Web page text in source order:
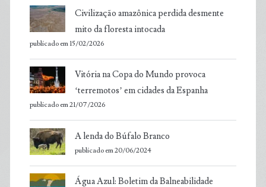
Civilização amazônica perdida desmente
mito da floresta intocada
publicado em 15/02/2026
Vitória na Copa do Mundo provoca
‘terremotos’ em cidades da Espanha
publicado em 21/07/2026
A lenda do Búfalo Branco
publicado em 20/06/2024
Água Azul: Boletim da Balneabilidade